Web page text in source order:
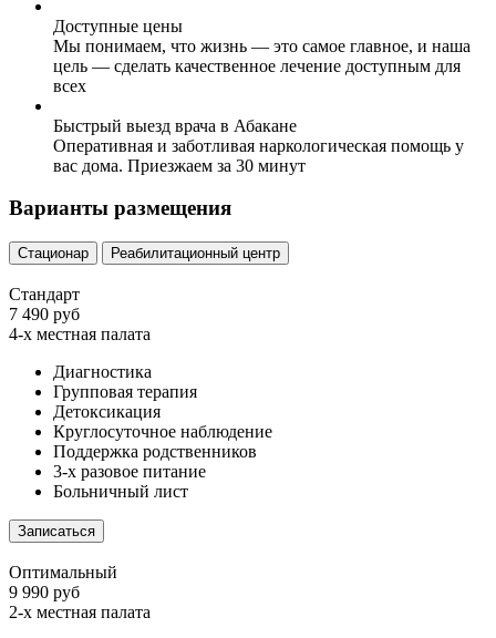
Доступные цены
Мы понимаем, что жизнь — это самое главное, и наша
цель — сделать качественное лечение доступным для
всех
Быстрый выезд врача в Абакане
Оперативная и заботливая наркологическая помощь у
вас дома. Приезжаем за 30 минут
Варианты размещения
Стационар Реабилитационный центр
Стандарт
7 490 руб
4-х местная палата
Диагностика
Групповая терапия
Детоксикация
Круглосуточное наблюдение
Поддержка родственников
3-х разовое питание
Больничный лист
Записаться
Оптимальный
9 990 руб
2-х местная палата